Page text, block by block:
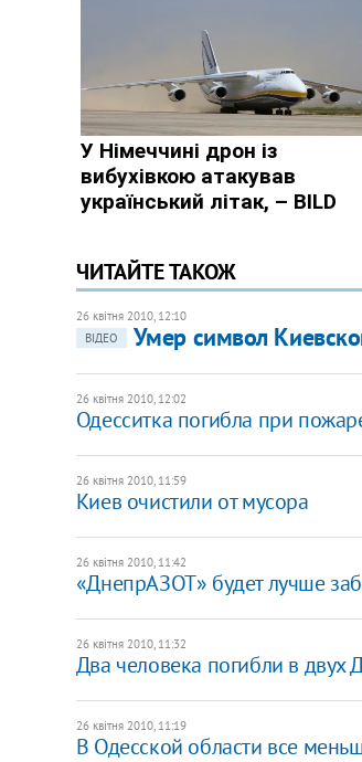
ЧИТАЙТЕ ТАКОЖ
26 квітня 2010, 12:10
ВІДЕО
Умер символ
26 квітня 2010, 12:02
Одесситка погибла при
26 квітня 2010, 11:59
Киев очистили от мусора
26 квітня 2010, 11:42
«ДнепрАЗОТ» будет лучше
26 квітня 2010, 11:32
Два человека погибли в двух
26 квітня 2010, 11:19
В Одесской области все